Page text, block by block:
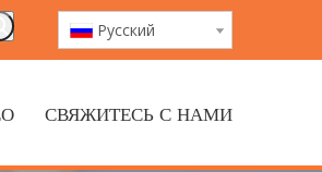
Pусский
СВЯЖИТЕСЬ С НАМИ